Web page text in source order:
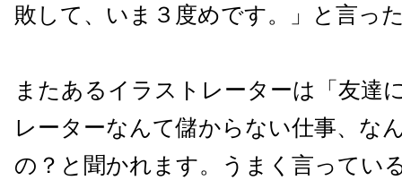
敗して、いま３度めです。」と言っ
またあるイラストレーターは「友達
レーターなんて儲からない仕事、な
の？と聞かれます。うまく言ってい